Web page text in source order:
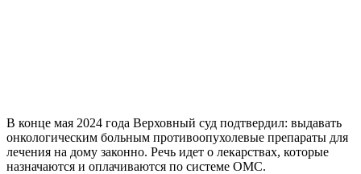
В конце мая 2024 года Верховный суд подтвердил: выдавать
онкологическим больным противоопухолевые препараты для
лечения на дому законно. Речь идет о лекарствах, которые
назначаются и оплачиваются по системе ОМС.